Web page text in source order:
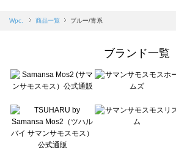
Samansa Mos2 blue（サマンサモスモス ブルー）の一覧
Te chichi（テチチ）の一覧
Te chichi CLASSIC（テチチ クラシック）の一覧
Lugnoncure（ルノンキュール）の一覧
BETTY'S BLUE（べティーズブルー）の一覧
Wpc.（ワールドパーティー）の一覧
Wpc. 商品一覧 ブルー/青系
ブランド一覧